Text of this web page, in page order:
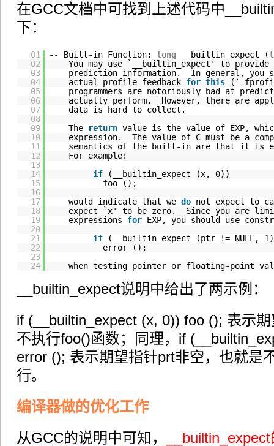
在GCC文档中可找到上述代码中
下：
01 -- Built-in Function: long __builtin_expect (
02
You may use `__builtin_expect' to
03
prediction information. In general, you
04
actual profile feedback for this
(`-
05
programmers are notoriously bad at
06
actually perform. However, there are
07
data is hard to collect.
08
09
The return value is the value of EXP,
10
expression. The value of C must be a
11
semantics of the built-in are that it is
12
For example:
13
14
if
(__builtin_expect (x, 0))
15
foo ();
16
17
would indicate that we do not expect to
18
expect `x' to be zero. Since you are
19
expressions for EXP, you should use
20
21
if
(__builtin_expect (ptr != NULL,
22
error ();
23
24
when testing pointer or floating-point
__builtin_expect说明中给出了两示例：
if (__builtin_expect (x, 0)) foo (); 表示
不执行foo()函数；同理，if
error (); 表示期望指针prt非空，也就是
行。
编译器做的优化工作
从GCC的说明中可知，